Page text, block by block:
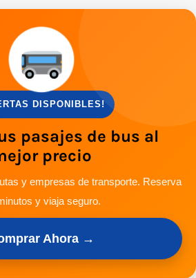
DISPONIBLES!
pasajes de bus al
precio
y empresas de transporte. Reserva
y viaja seguro.
Ahora →